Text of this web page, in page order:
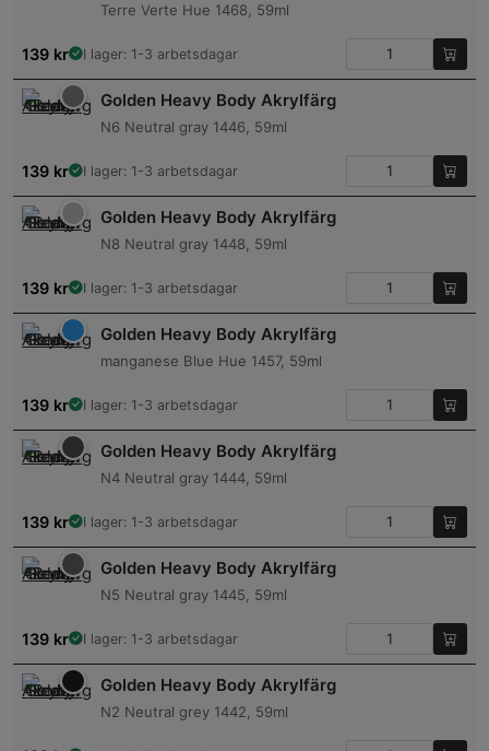
Terre Verte Hue 1468, 59ml
139 kr I lager: 1-3 arbetsdagar
Golden Heavy Body Akrylfärg
N6 Neutral gray 1446, 59ml
139 kr I lager: 1-3 arbetsdagar
Golden Heavy Body Akrylfärg
N8 Neutral gray 1448, 59ml
139 kr I lager: 1-3 arbetsdagar
Golden Heavy Body Akrylfärg
manganese Blue Hue 1457, 59ml
139 kr I lager: 1-3 arbetsdagar
Golden Heavy Body Akrylfärg
N4 Neutral gray 1444, 59ml
139 kr I lager: 1-3 arbetsdagar
Golden Heavy Body Akrylfärg
N5 Neutral gray 1445, 59ml
139 kr I lager: 1-3 arbetsdagar
Golden Heavy Body Akrylfärg
N2 Neutral grey 1442, 59ml